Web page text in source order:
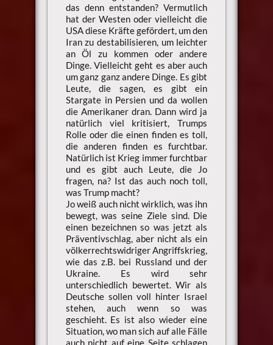
das denn entstanden? Vermutlich
hat der Westen oder vielleicht die
USA diese Kräfte gefördert, um den
Iran zu destabilisieren, um leichter
an Öl zu kommen oder andere
Dinge. Vielleicht geht es aber auch
um ganz ganz andere Dinge. Es gibt
Leute, die sagen, es gibt ein
Stargate in Persien und da wollen
die Amerikaner dran. Dann wird ja
natürlich viel kritisiert, Trumps
Rolle oder die einen finden es toll,
die anderen finden es furchtbar.
Natürlich ist Krieg immer furchtbar
und es gibt auch Leute, die Jo
fragen, na? Ist das auch noch toll,
was Trump macht?
Jo weiß auch nicht wirklich, was ihn
bewegt, was seine Ziele sind. Die
einen bezeichnen so was jetzt als
Präventivschlag, aber nicht als ein
völkerrechtswidriger Angriffskrieg,
wie das z.B. bei Russland und der
Ukraine. Es wird sehr
unterschiedlich bewertet. Wir als
Deutsche sollen voll hinter Israel
stehen, auch wenn so was
geschieht. Es ist also wieder eine
Situation, wo man sich auf alle Fälle
auch nicht auf eine Seite schlagen